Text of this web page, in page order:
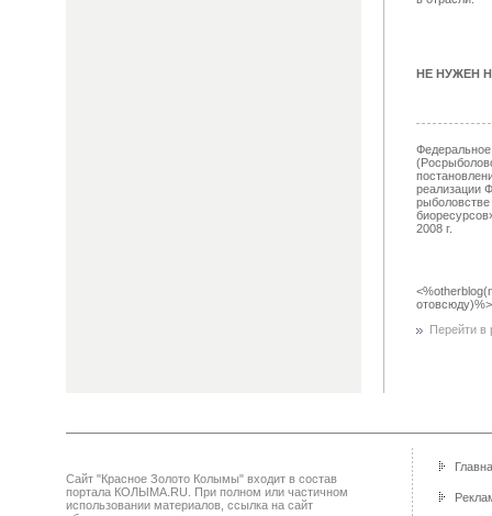
НЕ НУЖЕН
Федеральное
реализации
2008 г.
отовсюду)%>
Перейти в
Сайт "Красное Золото Колымы" входит в состав
портала КОЛЫМА.RU. При полном или частичном
использовании материалов, ссылка на сайт